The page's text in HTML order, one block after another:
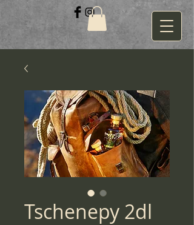
Tschenepy 2dl